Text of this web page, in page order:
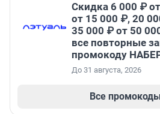
Скидка 6 000 ₽
от 15 000 ₽, 20
35 000 ₽ от 50
все повторные
промокоду
До 31 августа, 2026
Все промокоды